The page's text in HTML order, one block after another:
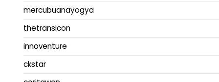
mercubuanayogya
thetransicon
innoventure
ckstar